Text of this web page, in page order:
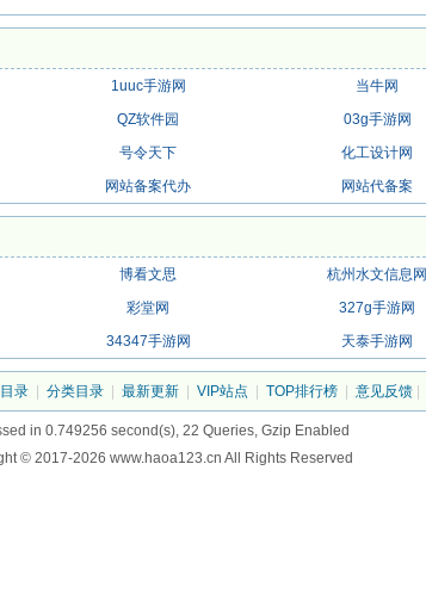
1uuc手游网 当牛网
QZ软件园 03g手游网
号令天下 化工设计网
网站备案代办 网站代备案
博看文思 杭州水文信息网
彩堂网 327g手游网
34347手游网 天泰手游网
录 分类目录 最新更新 VIP站点 TOP排行榜 意见反馈
in 0.749256 second(s), 22 Queries, Gzip Enabled
© 2017-2026 www.haoa123.cn All Rights Reserved